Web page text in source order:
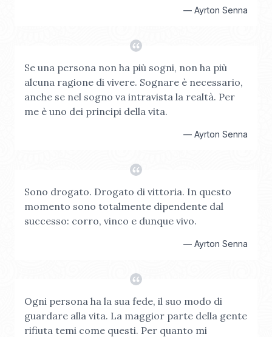
— Ayrton Senna
Se una persona non ha più sogni, non ha più
alcuna ragione di vivere. Sognare è necessario,
anche se nel sogno va intravista la realtà. Per
me è uno dei principi della vita.
— Ayrton Senna
Sono drogato. Drogato di vittoria. In questo
momento sono totalmente dipendente dal
successo: corro, vinco e dunque vivo.
— Ayrton Senna
Ogni persona ha la sua fede, il suo modo di
guardare alla vita. La maggior parte della gente
rifiuta temi come questi. Per quanto mi